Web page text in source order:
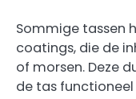
Sommige tassen
coatings, die de
of morsen. Deze
de tas functioneel